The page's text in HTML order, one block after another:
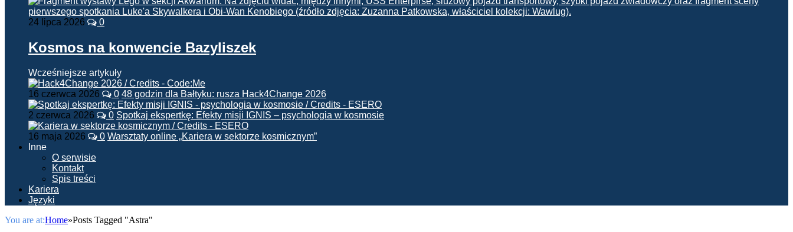
24 lipca 2026 0
Kosmos na konwencie Bazyliszek
Wcześniejsze artykuły
16 czerwca 2026 0 48 godzin dla Bałtyku: rusza Hack4Change 2026
2 czerwca 2026 0 Spotkaj ekspertkę: Efekty misji IGNIS – psychologia w kosmosie
16 maja 2026 0 Warsztaty online „Kariera w sektorze kosmicznym”
Inne
O serwisie
Kontakt
Spis treści
Kariera
Języki
You are at:Home»Posts Tagged "Astra"